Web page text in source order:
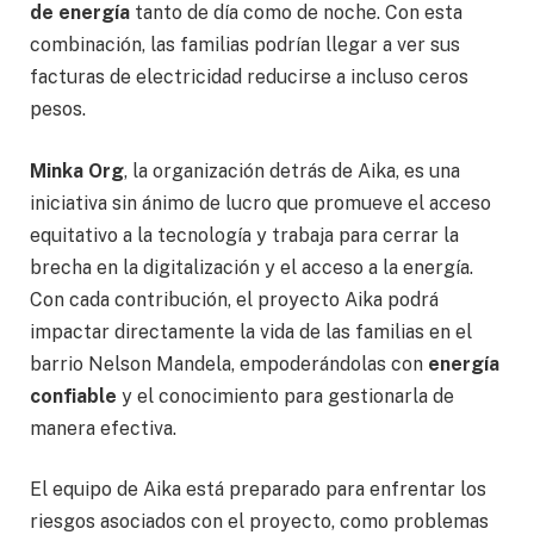
de energía tanto de día como de noche. Con esta
combinación, las familias podrían llegar a ver sus
facturas de electricidad reducirse a incluso ceros
pesos.
Minka Org, la organización detrás de Aika, es una
iniciativa sin ánimo de lucro que promueve el acceso
equitativo a la tecnología y trabaja para cerrar la
brecha en la digitalización y el acceso a la energía.
Con cada contribución, el proyecto Aika podrá
impactar directamente la vida de las familias en el
barrio Nelson Mandela, empoderándolas con energía
confiable y el conocimiento para gestionarla de
manera efectiva.
El equipo de Aika está preparado para enfrentar los
riesgos asociados con el proyecto, como problemas